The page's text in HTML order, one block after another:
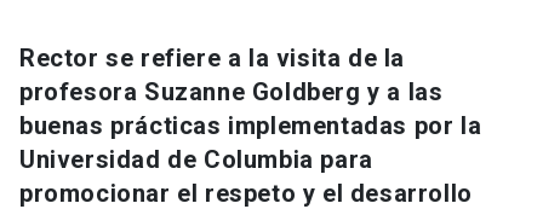
Vinculación
Universidad
Información para keyboard_arrow_down
Rector se refiere a la visita de la
profesora Suzanne Goldberg y a las
buenas prácticas implementadas por la
Universidad de Columbia para
promocionar el respeto y el desarrollo